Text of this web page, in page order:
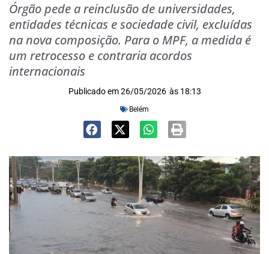
Órgão pede a reinclusão de universidades,
entidades técnicas e sociedade civil, excluídas
na nova composição. Para o MPF, a medida é
um retrocesso e contraria acordos
internacionais
Publicado em 26/05/2026 às 18:13
Belém